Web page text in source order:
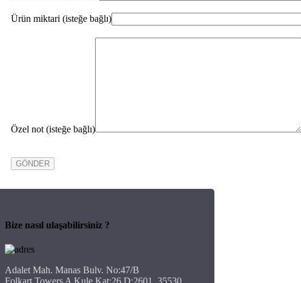
Ürün miktari (isteğe bağlı)
Özel not (isteğe bağlı)
Bize nasıl ulaşabilirsiniz ?
Adalet Mah. Manas Bulv. No:47/B
Folkart Towers A Kule Kat:26 D:2601, 35530